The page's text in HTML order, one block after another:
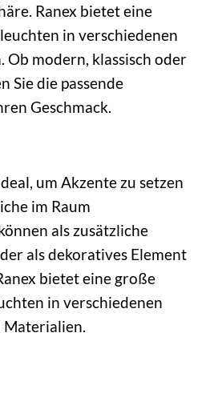
Ranex bietet eine
in verschiedenen
Ob modern, klassisch oder
Sie die passende
Geschmack.
um Akzente zu setzen
im Raum
als zusätzliche
als dekoratives Element
bietet eine große
in verschiedenen
Materialien.